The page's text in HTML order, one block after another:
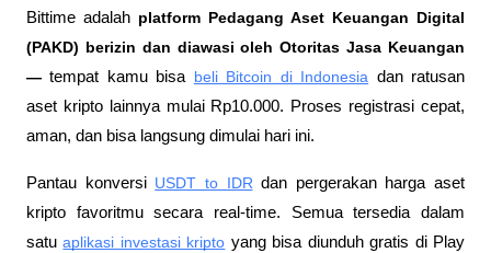
Bittime adalah platform Pedagang Aset Keuangan Digital
(PAKD) berizin dan diawasi oleh Otoritas Jasa Keuangan
— tempat kamu bisa beli Bitcoin di Indonesia dan ratusan
aset kripto lainnya mulai Rp10.000. Proses registrasi cepat,
aman, dan bisa langsung dimulai hari ini.
Pantau konversi USDT to IDR dan pergerakan harga aset
kripto favoritmu secara real-time. Semua tersedia dalam
satu aplikasi investasi kripto yang bisa diunduh gratis di Play